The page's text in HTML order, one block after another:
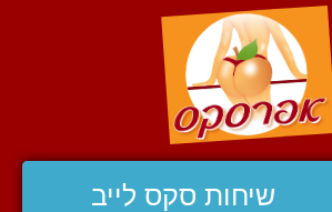
שיחות סקס לייב